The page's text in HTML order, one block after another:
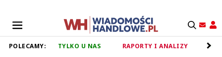
POLECAMY: TYLKO U NAS RAPORTY I ANALIZY